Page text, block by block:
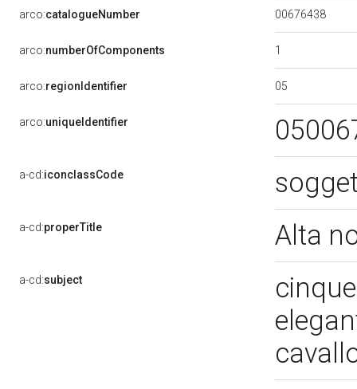
arco:catalogueNumber 00676438
arco:numberOfComponents 1
arco:regionIdentifier 05
arco:uniqueIdentifier
a-cd:iconclassCode
a-cd:properTitle Alta
a-cd:subject